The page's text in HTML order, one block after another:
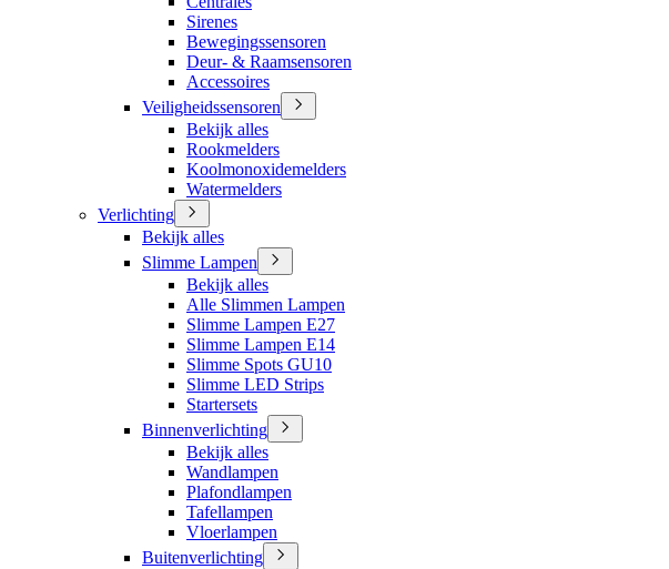
Sirenes
Bewegingssensoren
Deur- & Raamsensoren
Accessoires
Veiligheidssensoren
Bekijk alles
Rookmelders
Koolmonoxidemelders
Watermelders
Verlichting
Bekijk alles
Slimme Lampen
Bekijk alles
Alle Slimmen Lampen
Slimme Lampen E27
Slimme Lampen E14
Slimme Spots GU10
Slimme LED Strips
Startersets
Binnenverlichting
Bekijk alles
Wandlampen
Plafondlampen
Tafellampen
Vloerlampen
Buitenverlichting